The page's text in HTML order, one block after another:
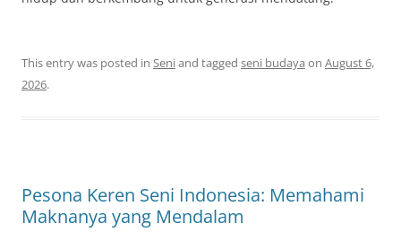
This entry was posted in Seniand tagged seni budaya on August 6,
2026.
Pesona Keren Seni Indonesia: Memahami
Maknanya yang Mendalam